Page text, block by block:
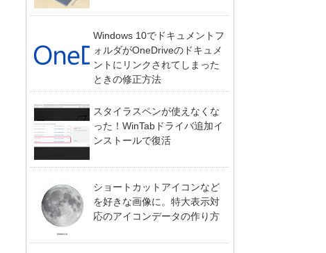
Windows 10でドキュメントフ
ォルダがOneDriveのドキュメ
ントにリンクされてしまった
ときの修正方法
スタイラスペンが使えなくな
った！WinTabドライバ追加イ
ンストールで復活
ショートカットアイコンなど
を好きな画像に。特大表示対
応のアイコンデータの作り方